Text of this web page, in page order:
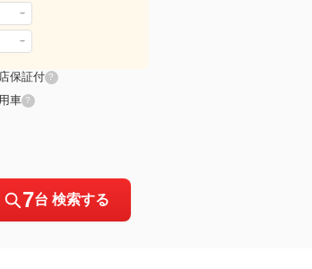
保証付 ?
車 ?
7台 検索する